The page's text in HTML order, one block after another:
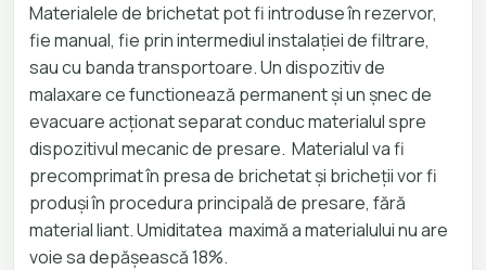
Materialele de brichetat pot fi introduse în rezervor,
fie manual, fie prin intermediul instalației de filtrare,
sau cu banda transportoare. Un dispozitiv de
malaxare ce functionează permanent și un șnec de
evacuare acționat separat conduc materialul spre
dispozitivul mecanic de presare. Materialul va fi
precomprimat în presa de brichetat și bricheții vor fi
produși în procedura principală de presare, fără
material liant. Umiditatea maximă a materialului nu are
voie sa depășească 18%.